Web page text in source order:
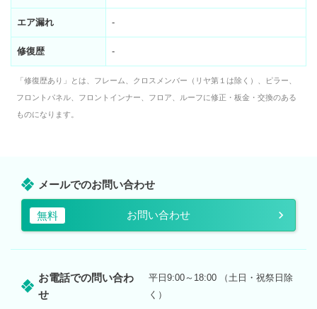
エア漏れ -
修復歴 -
「修復歴あり」とは、フレーム、クロスメンバー（リヤ第１は除く）、ピラー、
フロントパネル、フロントインナー、フロア、ルーフに修正・板金・交換のある
ものになります。
メールでのお問い合わせ
無料 お問い合わせ
お電話での問い合わ
せ
平日9:00～18:00 （土日・祝祭日除
く）